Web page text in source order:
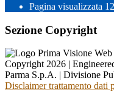
Pagina visualizzata
Sezione Copyright
Copyright 2026 |
Parma S.p.A. | Divisione
Disclaimer trattamento dati